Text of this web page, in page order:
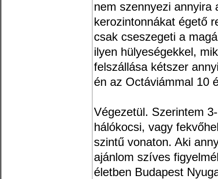
nem szennyezi annyira
kerozintonnákat égető
csak cseszegeti a
ilyen hülyeségekkel,
felszállása kétszer
én az Octáviámmal 10
Végezetül. Szerintem
hálókocsi, vagy
szintű vonaton. Aki
ajánlom szíves
életben Budapest